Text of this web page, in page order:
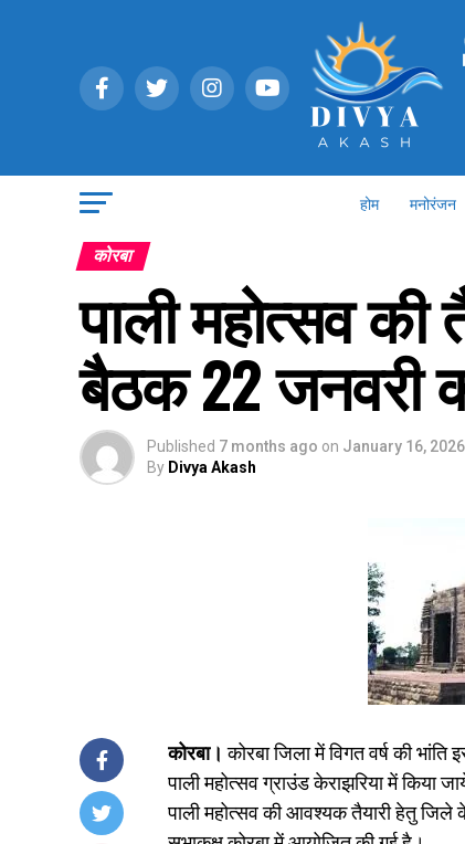
होम मनोरंजन
कोरबा
पाली महोत्सव की
बैठक 22 जनवरी
Published 7 months ago on January 16, 2026
By Divya Akash
कोरबा। कोरबा जिला में विगत वर्ष की भांति
पाली महोत्सव ग्राउंड केराझरिया में किया
पाली महोत्सव की आवश्यक तैयारी हेतु